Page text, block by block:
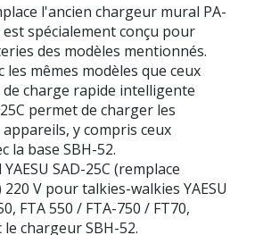
l'ancien chargeur mural PA-
est spécialement conçu pour
des modèles mentionnés.
les mêmes modèles que ceux
charge rapide intelligente
permet de charger les
y compris ceux
la base SBH-52.
SAD-25C (remplace
220 V pour talkies-walkies YAESU
FTA 550 / FTA-750 / FT70,
chargeur SBH-52.